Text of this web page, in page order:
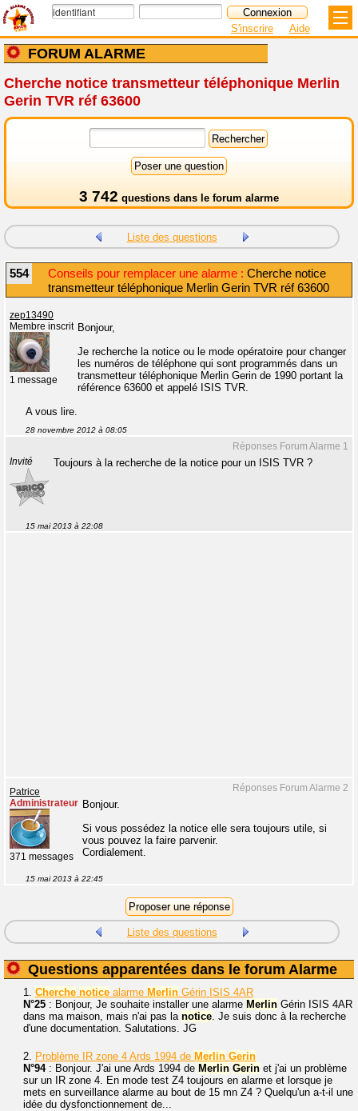
FORUM ALARME
S'inscrire Aide
Cherche notice transmetteur téléphonique Merlin
Gerin TVR réf 63600
3 742 questions dans le forum alarme
Liste des questions
554 Conseils pour remplacer une alarme : Cherche notice
transmetteur téléphonique Merlin Gerin TVR réf 63600
zep13490
Membre inscrit
1 message
Bonjour,
Je recherche la notice ou le mode opératoire pour changer
les numéros de téléphone qui sont programmés dans un
transmetteur téléphonique Merlin Gerin de 1990 portant la
référence 63600 et appelé ISIS TVR.
A vous lire.
28 novembre 2012 à 08:05
Réponses Forum Alarme 1
Invité Toujours à la recherche de la notice pour un ISIS TVR ?
15 mai 2013 à 22:08
Réponses Forum Alarme 2
Patrice
Administrateur
371 messages
Bonjour.
Si vous possédez la notice elle sera toujours utile, si
vous pouvez la faire parvenir.
Cordialement.
15 mai 2013 à 22:45
Liste des questions
Questions apparentées dans le forum Alarme
1. Cherche notice alarme Merlin Gérin ISIS 4AR
N°25 : Bonjour, Je souhaite installer une alarme Merlin Gérin ISIS 4AR
dans ma maison, mais n'ai pas la notice. Je suis donc à la recherche
d'une documentation. Salutations. JG
2. Problème IR zone 4 Ards 1994 de Merlin Gerin
N°94: Bonjour. J'ai une Ards 1994 de Merlin Gerin et j'ai un problème
sur un IR zone 4. En mode test Z4 toujours en alarme et lorsque je
mets en surveillance alarme au bout de 15 mn Z4 ? Quelqu'un a-t-il une
idée du dysfonctionnement de...